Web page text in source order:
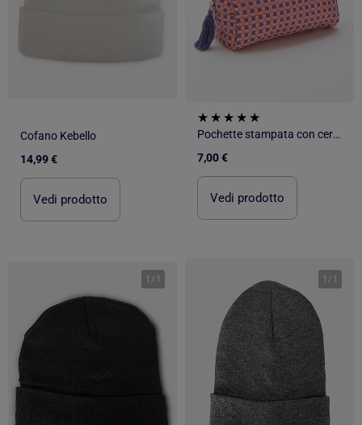
Cofano Kebello
14,99 €
Vedi prodotto
Pochette stampata con cerniera
7,00 €
Vedi prodotto
1 / 1 1 / 1